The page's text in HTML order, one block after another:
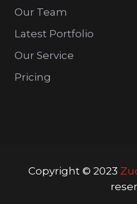
Our Team
Latest Portfolio
Our Service
Pricing
Copyright © 2023